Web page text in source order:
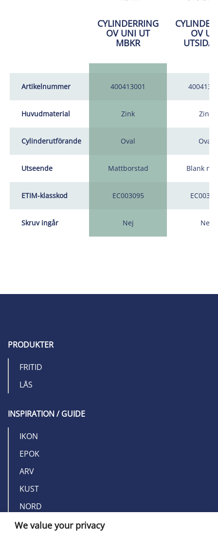
Artikelnummer
Huvudmaterial
Cylinderutförande
Utseende
ETIM-klasskod
Skruv ingår
CYLINDERRING
OV UNI UT
MBKR
400413001
Zink
Oval
Mattborstad
EC003095
Nej
OV
UTSIDA
Zink
Oval
Blank
Nej
PRODUKTER
FRITID
LÅS
INSPIRATION / GUIDE
IKON
EPOK
ARV
KUST
NORD
We value your privacy